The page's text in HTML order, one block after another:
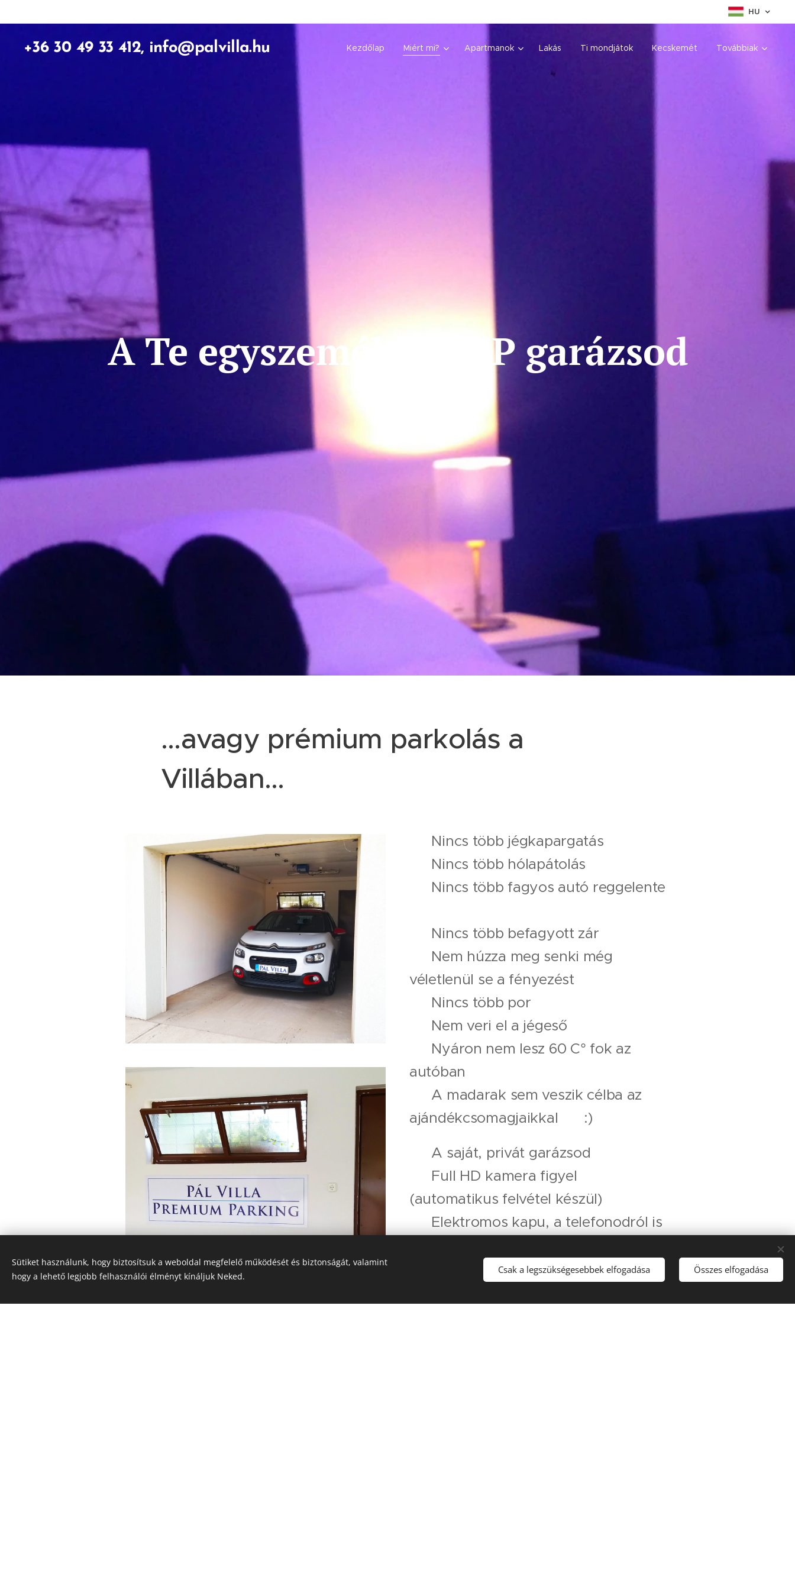
HU
+36 30 49 33 412, info@palvilla.hu Kezdőlap Miért mi? Apartmanok Lakás Ti mondjátok Kecskemét Továbbiak
A Te egyszemélyes VIP garázsod
...avagy prémium parkolás a
Villában...
❌ Nincs több jégkapargatás ❄️
❌ Nincs több hólapátolás☃️
❌ Nincs több fagyos autó reggelente
❌ Nincs több befagyott zár 🌬
❌ Nem húzza meg senki még
véletlenül se a fényezést
❌ Nincs több por 🌪
❌ Nem veri el a jégeső ⛈
❌ Nyáron nem lesz 60 C° fok az
autóban 🔥
❌ A madarak sem veszik célba az
ajándékcsomagjaikkal 🦅 :)
✅ A saját, privát garázsod 👍
✅ Full HD kamera figyel
(automatikus felvétel készül) 🎥
✅ Elektromos kapu, a telefonodról is
✅ 535x320 cm, befér a "bálnamerci"
Sütiket használunk, hogy biztosítsuk a weboldal megfelelő működését és biztonságát, valamint
hogy a lehető legjobb felhasználói élményt kínáljuk Neked.
Csak a legszükségesebbek elfogadása Összes elfogadása